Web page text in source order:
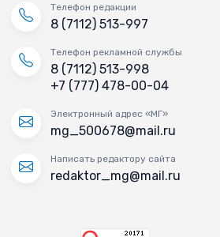
Телефон редакции
8 (7112) 513-997
Телефон рекламной службы
8 (7112) 513-998
+7 (777) 478-00-04
Электронный адрес «МГ»
mg_500678@mail.ru
Написать редактору сайта
redaktor_mg@mail.ru